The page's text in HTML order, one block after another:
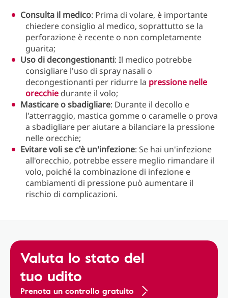
Consulta il medico: Prima di volare, è importante
chiedere consiglio al medico, soprattutto se la
perforazione è recente o non completamente
guarita;
Uso di decongestionanti: Il medico potrebbe
consigliare l'uso di spray nasali o
decongestionanti per ridurre la pressione nelle
orecchie durante il volo;
Masticare o sbadigliare: Durante il decollo e
l'atterraggio, mastica gomme o caramelle o prova
a sbadigliare per aiutare a bilanciare la pressione
nelle orecchie;
Evitare voli se c'è un'infezione: Se hai un'infezione
all'orecchio, potrebbe essere meglio rimandare il
volo, poiché la combinazione di infezione e
cambiamenti di pressione può aumentare il
rischio di complicazioni.
Valuta lo stato del
tuo udito
Prenota un controllo gratuito